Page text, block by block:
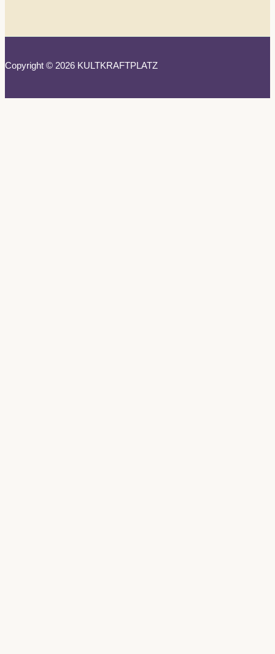
Copyright © 2026 KULTKRAFTPLATZ